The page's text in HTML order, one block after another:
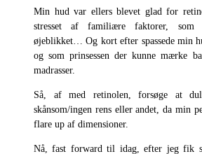
Min hud var ellers blevet glad for
stresset af familiære faktorer,
øjeblikket… Og kort efter spassede min
og som prinsessen der kunne mærke
madrasser.
Så, af med retinolen, forsøge at
skånsom/ingen rens eller andet, da min
flare up af dimensioner.
Nå, fast forward til idag, efter jeg fik